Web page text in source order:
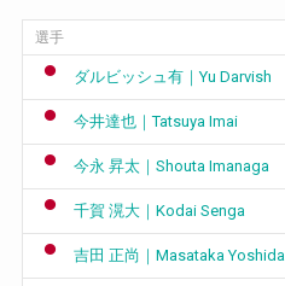
選手
ダルビッシュ有｜Yu Darvish
今井達也｜Tatsuya Imai
今永 昇太｜Shouta Imanaga
千賀 滉大｜Kodai Senga
吉田 正尚｜Masataka Yoshida